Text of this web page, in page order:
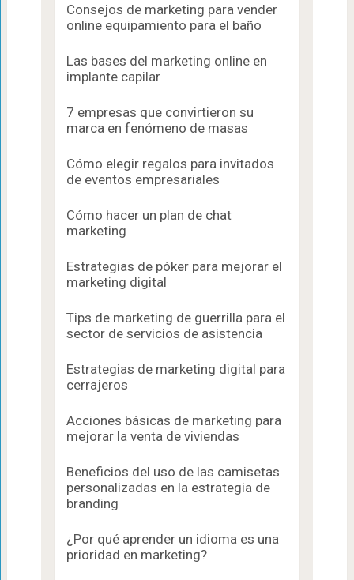
Consejos de marketing para vender
online equipamiento para el baño
Las bases del marketing online en
implante capilar
7 empresas que convirtieron su
marca en fenómeno de masas
Cómo elegir regalos para invitados
de eventos empresariales
Cómo hacer un plan de chat
marketing
Estrategias de póker para mejorar el
marketing digital
Tips de marketing de guerrilla para el
sector de servicios de asistencia
Estrategias de marketing digital para
cerrajeros
Acciones básicas de marketing para
mejorar la venta de viviendas
Beneficios del uso de las camisetas
personalizadas en la estrategia de
branding
¿Por qué aprender un idioma es una
prioridad en marketing?